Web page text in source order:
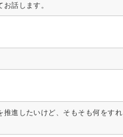
話します。
進したいけど、そもそも何をすれ